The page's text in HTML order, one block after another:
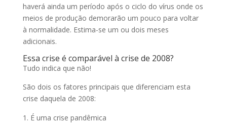
haverá ainda um período após o ciclo do vírus onde os
meios de produção demorarão um pouco para voltar
à normalidade. Estima-se um ou dois meses
adicionais.
Essa crise é comparável à crise de 2008?
Tudo indica que não!
São dois os fatores principais que diferenciam esta
crise daquela de 2008:
É uma crise pandêmica